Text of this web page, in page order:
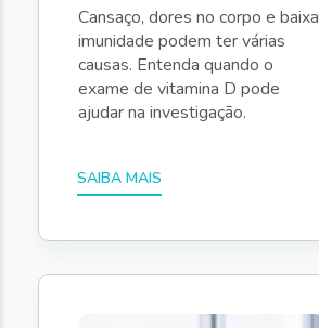
Cansaço, dores no corpo e baixa
imunidade podem ter várias
causas. Entenda quando o
exame de vitamina D pode
ajudar na investigação.